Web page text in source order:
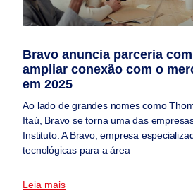
Bravo anuncia parceria
ampliar conexão com o
em 2025
Ao lado de grandes nomes como
Itaú, Bravo se torna uma das
Instituto. A Bravo, empresa
tecnológicas para a área
Leia mais